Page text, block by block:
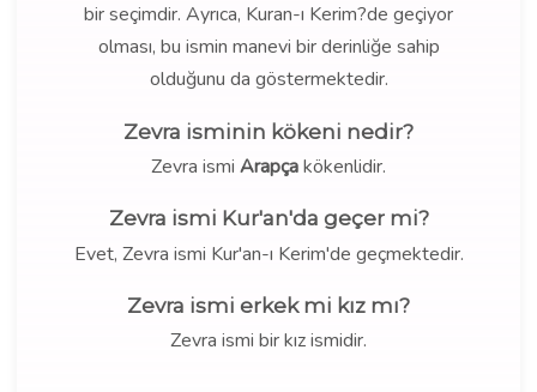
bir seçimdir. Ayrıca, Kuran-ı Kerim?de geçiyor
olması, bu ismin manevi bir derinliğe sahip
olduğunu da göstermektedir.
Zevra isminin kökeni nedir?
Zevra ismi Arapçakökenlidir.
Zevra ismi Kur'an'da geçer mi?
Evet, Zevra ismi Kur'an-ı Kerim'de geçmektedir.
Zevra ismi erkek mi kız mı?
Zevra ismi bir kız ismidir.